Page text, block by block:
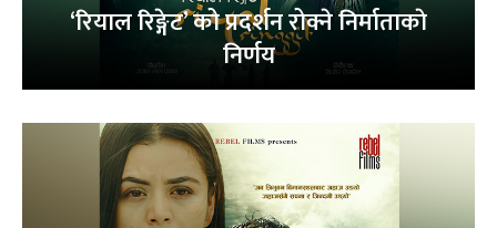
‘रियाल रिङ्गेट’ को प्रदर्शन रोक्ने निर्माताकाे
निर्णय